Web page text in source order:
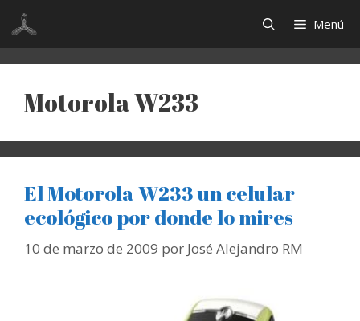
Saltar
contenido
Menú
Motorola W233
El Motorola W233 un celular
ecológico por donde lo mires
10 de marzo de 2009 por José Alejandro RM